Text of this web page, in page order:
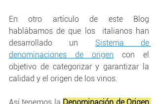
En otro artículo de este Blog
hablábamos de que los  italianos han
desarrollado un Sistema de
denominaciones de origen con el
objetivo de categorizar y garantizar la
calidad y el origen de los vinos.